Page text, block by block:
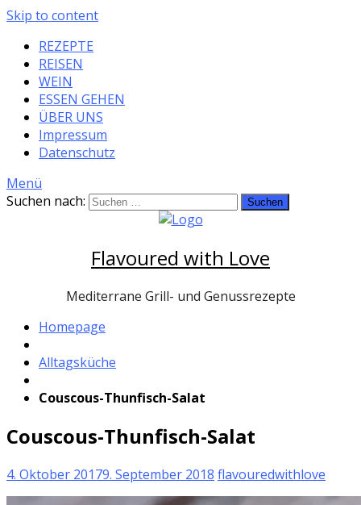
Skip to content
REZEPTE
REISEN
WEIN
ESSEN GEHEN
ÜBER UNS
Impressum
Datenschutz
Menü
Suchen nach:
Flavoured with Love
Mediterrane Grill- und Genussrezepte
Homepage
Alltagsküche
Couscous-Thunfisch-Salat
Couscous-Thunfisch-Salat
4. Oktober 20179. September 2018 flavouredwithlove